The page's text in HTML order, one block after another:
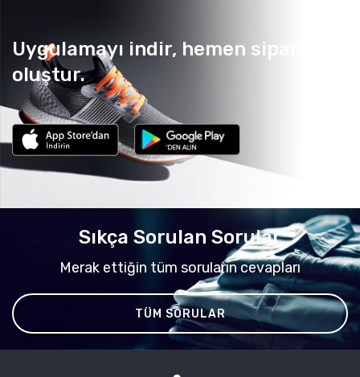
Uygulamayı indir, hemen sipariş
oluştur.
Sıkça Sorulan Sorular
Merak ettiğin tüm soruların cevapları
TÜM SORULAR